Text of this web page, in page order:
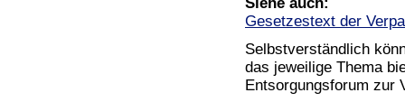
Gesetzestext der
Selbstverständlich
das jeweilige Thema
Entsorgungsforum zur